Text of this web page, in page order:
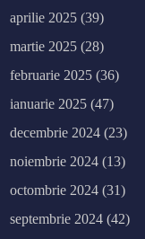
aprilie 2025 (39)
martie 2025 (28)
februarie 2025 (36)
ianuarie 2025 (47)
decembrie 2024 (23)
noiembrie 2024 (13)
octombrie 2024 (31)
septembrie 2024 (42)